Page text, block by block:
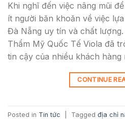
Khi nghĩ đến việc nâng mũi
ít người băn khoăn về việc
Đà Nẵng uy tín và chất
Thẩm Mỹ Quốc Tế Viola đã
tin cậy của nhiều khách
CONTINUE
Posted in Tin tức Tagged địa chỉ